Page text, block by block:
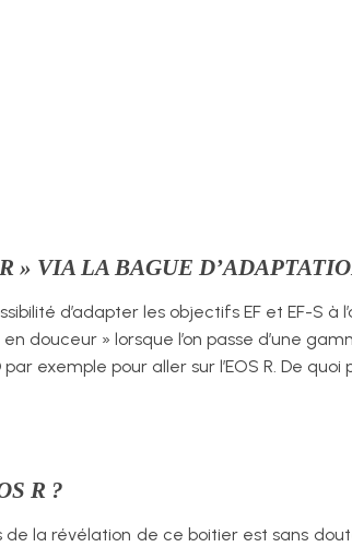
» VIA LA BAGUE D’
d’adapter les objectifs EF et EF-S à
douceur » lorsque l’on passe d’une
exemple pour aller sur l’EOS R. De
R ?
de la révélation de ce boitier est sans